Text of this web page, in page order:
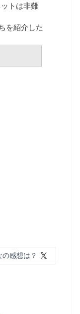
トは非難
を紹介した
感想は？